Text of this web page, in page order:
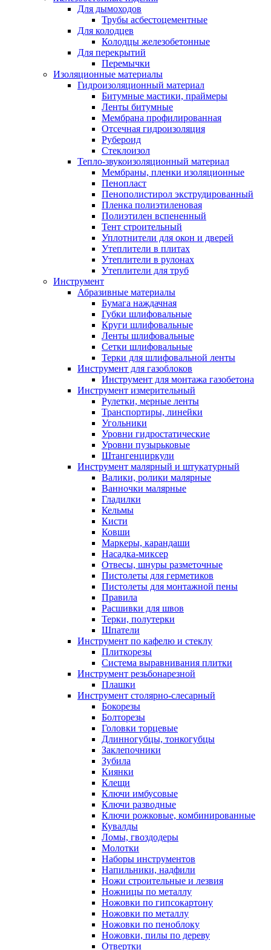
Для дымоходов
Трубы асбестоцементные
Для колодцев
Колодцы железобетонные
Для перекрытий
Перемычки
Изоляционные материалы
Гидроизоляционный материал
Битумные мастики, праймеры
Ленты битумные
Мембрана профилированная
Отсечная гидроизоляция
Рубероид
Стеклоизол
Тепло-звукоизоляционный материал
Мембраны, пленки изоляционные
Пенопласт
Пенополистирол экструдированный
Пленка полиэтиленовая
Полиэтилен вспененный
Тент строительный
Уплотнители для окон и дверей
Утеплители в плитах
Утеплители в рулонах
Утеплители для труб
Инструмент
Абразивные материалы
Бумага наждачная
Губки шлифовальные
Круги шлифовальные
Ленты шлифовальные
Сетки шлифовальные
Терки для шлифовальной ленты
Инструмент для газоблоков
Инструмент для монтажа газобетона
Инструмент измерительный
Рулетки, мерные ленты
Транспортиры, линейки
Угольники
Уровни гидростатические
Уровни пузырьковые
Штангенциркули
Инструмент малярный и штукатурный
Валики, ролики малярные
Ванночки малярные
Гладилки
Кельмы
Кисти
Ковши
Маркеры, карандаши
Насадка-миксер
Отвесы, шнуры разметочные
Пистолеты для герметиков
Пистолеты для монтажной пены
Правила
Расшивки для швов
Терки, полутерки
Шпатели
Инструмент по кафелю и стеклу
Плиткорезы
Система выравнивания плитки
Инструмент резьбонарезной
Плашки
Инструмент столярно-слесарный
Бокорезы
Болторезы
Головки торцевые
Длинногубцы, тонкогубцы
Заклепочники
Зубила
Киянки
Клещи
Ключи имбусовые
Ключи разводные
Ключи рожковые, комбинированные
Кувалды
Ломы, гвоздодеры
Молотки
Наборы инструментов
Напильники, надфили
Ножи строительные и лезвия
Ножницы по металлу
Ножовки по гипсокартону
Ножовки по металлу
Ножовки по пеноблоку
Ножовки, пилы по дереву
Отвертки